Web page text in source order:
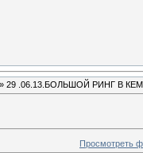
» 29 .06.13.БОЛЬШОЙ РИНГ В
Просмотреть